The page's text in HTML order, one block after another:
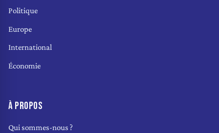
Politique
Europe
International
Économie
À PROPOS
Qui sommes-nous ?